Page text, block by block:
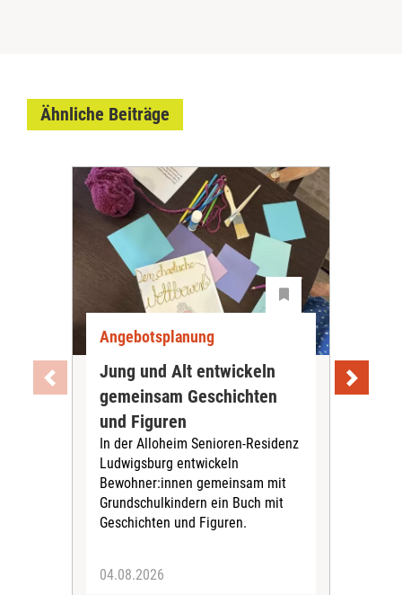
Ähnliche Beiträge
Angebotsplanung
Jung und Alt entwickeln
gemeinsam Geschichten
und Figuren
In der Alloheim Senioren-Residenz
Ludwigsburg entwickeln
Bewohner:innen gemeinsam mit
Grundschulkindern ein Buch mit
Geschichten und Figuren.
04.08.2026